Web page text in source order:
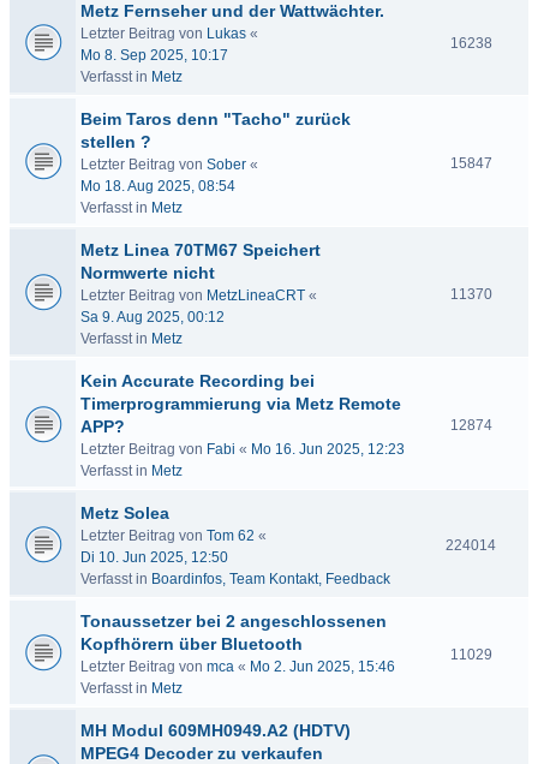
Metz Fernseher und der Wattwächter.
Letzter Beitrag von Lukas «
Mo 8. Sep 2025, 10:17
Verfasst in Metz
16238
Beim Taros denn "Tacho" zurück
stellen ?
Letzter Beitrag von Sober «
Mo 18. Aug 2025, 08:54
Verfasst in Metz
15847
Metz Linea 70TM67 Speichert
Normwerte nicht
Letzter Beitrag von MetzLineaCRT «
Sa 9. Aug 2025, 00:12
Verfasst in Metz
11370
Kein Accurate Recording bei
Timerprogrammierung via Metz Remote
APP?
Letzter Beitrag von Fabi « Mo 16. Jun 2025, 12:23
Verfasst in Metz
12874
Metz Solea
Letzter Beitrag von Tom 62 «
Di 10. Jun 2025, 12:50
Verfasst in Boardinfos, Team Kontakt, Feedback
224014
Tonaussetzer bei 2 angeschlossenen
Kopfhörern über Bluetooth
Letzter Beitrag von mca « Mo 2. Jun 2025, 15:46
Verfasst in Metz
11029
MH Modul 609MH0949.A2 (HDTV)
MPEG4 Decoder zu verkaufen